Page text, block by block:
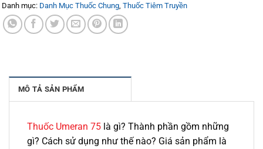
Danh mục: Danh Mục Thuốc Chung Thuốc Tiêm Truyền
MÔ TẢ SẢN PHẨM
Thuốc Umeran 75 là gì? Thành phần gồm những
gì? Cách sử dụng như thế nào? Giá sản phẩm là